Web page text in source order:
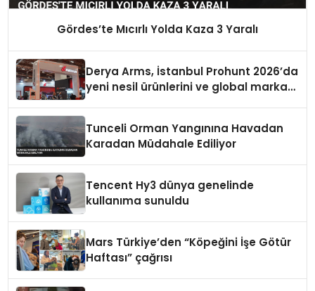
Gördes’te Mıcırlı Yolda Kaza 3 Yaralı
Derya Arms, İstanbul Prohunt 2026’da
yeni nesil ürünlerini ve global marka
Tunceli Orman Yangınına Havadan
Karadan Müdahale Ediliyor
Tencent Hy3 dünya genelinde
kullanıma sunuldu
Mars Türkiye’den “Köpeğini İşe Götür
Haftası” çağrısı